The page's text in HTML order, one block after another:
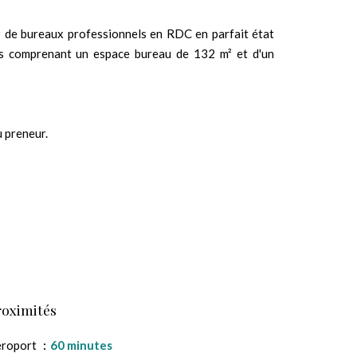
bureaux professionnels en RDC en parfait état
un espace bureau de 132 m² et d'un
preneur.
60 minutes